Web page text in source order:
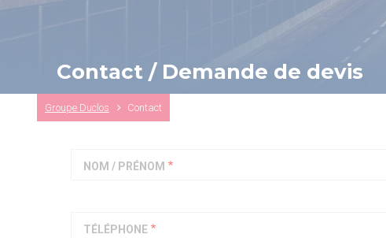
Contact / Demande de devis
Fil
d'Ariane
Groupe Duclos Contact
NOM / PRÉNOM
TÉLÉPHONE